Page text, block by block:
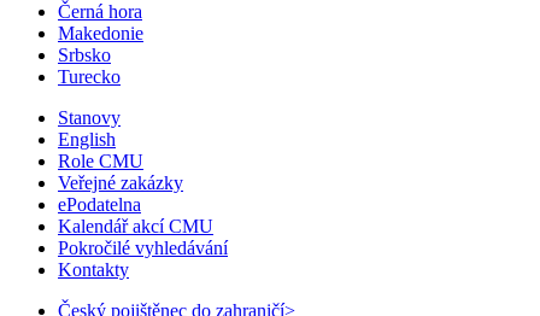
Černá hora
Makedonie
Srbsko
Turecko
Stanovy
English
Role CMU
Veřejné zakázky
ePodatelna
Kalendář akcí CMU
Pokročilé vyhledávání
Kontakty
Český pojištěnec do zahraničí>